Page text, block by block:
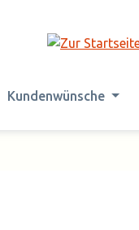
Kundenwünsche